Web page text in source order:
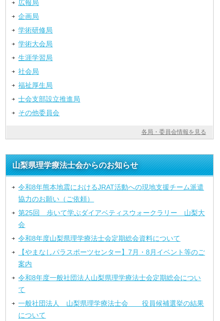
広報局
企画局
学術研修局
学術大会局
生涯学習局
社会局
福祉厚生局
士会支部設立推進局
その他委員会
各局・委員会情報を見る
山梨県理学療法士会からのお知らせ
令和8年熊本地震におけるJRAT活動への現地支援チーム派遣
協力のお願い（ご依頼）
第25回 歩いて学ぶダイアベティスウォークラリー 山梨大
会
令和8年度山梨県理学療法士会定期総会資料について
【やまなしパラスポーツセンター】7月・8月イベント等のご
案内
令和8年度一般社団法人山梨県理学療法士会定期総会につい
て
一般社団法人 山梨県理学療法士会 役員候補選挙の結果
について